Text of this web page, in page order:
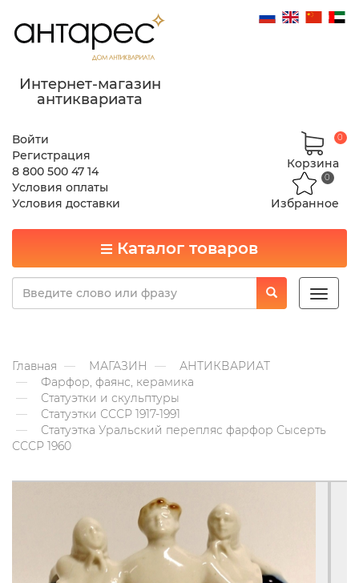
Интернет-магазин
антиквариата
Войти
Регистрация
8 800 500 47 14
Условия оплаты
Условия доставки
Корзина
0
Избранное
0
Каталог товаров
Toggle
Главная МАГАЗИН
АНТИКВАРИАТ
Фарфор, фаянс, керамика
Статуэтки и скульптуры
Статуэтки СССР 1917-1991
Статуэтка Уральский перепляс фарфор Сысерть
СССР 1960